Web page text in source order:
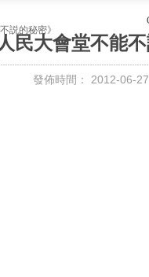
説的秘密》
人民大會堂不能
發佈時間： 2012-06-